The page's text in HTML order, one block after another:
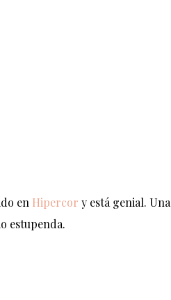
en Hipercor y está genial.
estupenda.